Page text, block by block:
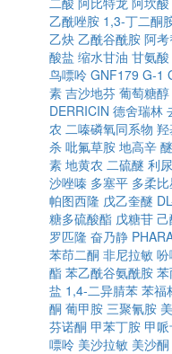
乙酰唑胺 1,3-丁二酮
乙炔 乙酰谷酰胺 阿
酸盐 缩水甘油 甘氨酸
鸟嘌呤 GNF179 G-1
素 吉沙地芬 葡萄糖醇
DERRICIN 德舍瑞林
农 二嗪磷氧同系物
杀 吡氟草胺 地高辛
素 地黄农 二硫醚 利
沙唑嗪 多塞平 多柔比
帕图西隆 戊乙奎醚
糖多硫酸酯 戊糖苷
罗匹隆 奋乃静
苯茚二酮 非尼拉敏
酯 苯乙酰谷氨酰胺
盐 1,4-二异腈苯 苯福
酮 葡甲胺 三聚氰胺
芬诺酮 甲苯丁胺 甲
嘌呤 美沙拉敏 美沙酮